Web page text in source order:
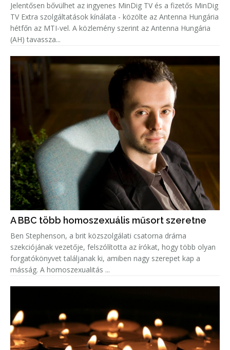
Jelentősen bővülhet az ingyenes MinDig TV és a fizetős MinDig
TV Extra szolgáltatások kínálata - közölte az Antenna Hungária
hétfőn az MTI-vel. A közlemény szerint az Antenna Hungária
(AH) tavassza...
A BBC több homoszexuális műsort szeretne
Ben Stephenson, a brit közszolgálati csatorna dráma
szekciójának vezetője, felszólította az írókat, hogy több olyan
forgatókönyvet találjanak ki, amiben nagy szerepet kap a
másság. A homoszexualitás ...